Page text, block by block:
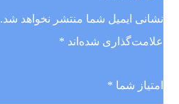
نشانی ایمیل شما منتشر نخواهد شد.
علامت‌گذاری شده‌اند *
امتیاز شما *